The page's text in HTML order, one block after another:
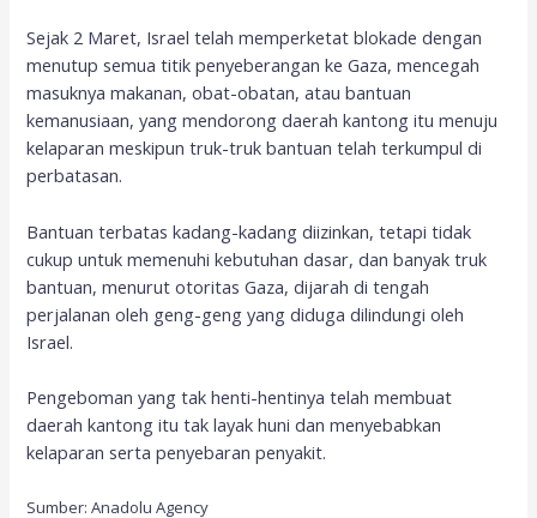
Sejak 2 Maret, Israel telah memperketat blokade dengan
menutup semua titik penyeberangan ke Gaza, mencegah
masuknya makanan, obat-obatan, atau bantuan
kemanusiaan, yang mendorong daerah kantong itu menuju
kelaparan meskipun truk-truk bantuan telah terkumpul di
perbatasan.
Bantuan terbatas kadang-kadang diizinkan, tetapi tidak
cukup untuk memenuhi kebutuhan dasar, dan banyak truk
bantuan, menurut otoritas Gaza, dijarah di tengah
perjalanan oleh geng-geng yang diduga dilindungi oleh
Israel.
Pengeboman yang tak henti-hentinya telah membuat
daerah kantong itu tak layak huni dan menyebabkan
kelaparan serta penyebaran penyakit.
Sumber: Anadolu Agency